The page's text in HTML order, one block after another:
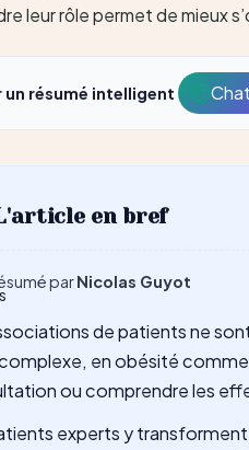
leur rôle permet de mieux
un résumé intelligent
en bref
parNicolas Guyot
de patients ne
en obésité
ou comprendre les
experts y transforment